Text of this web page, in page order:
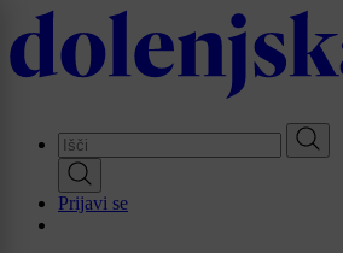
Skip
to
main
Prijavi se